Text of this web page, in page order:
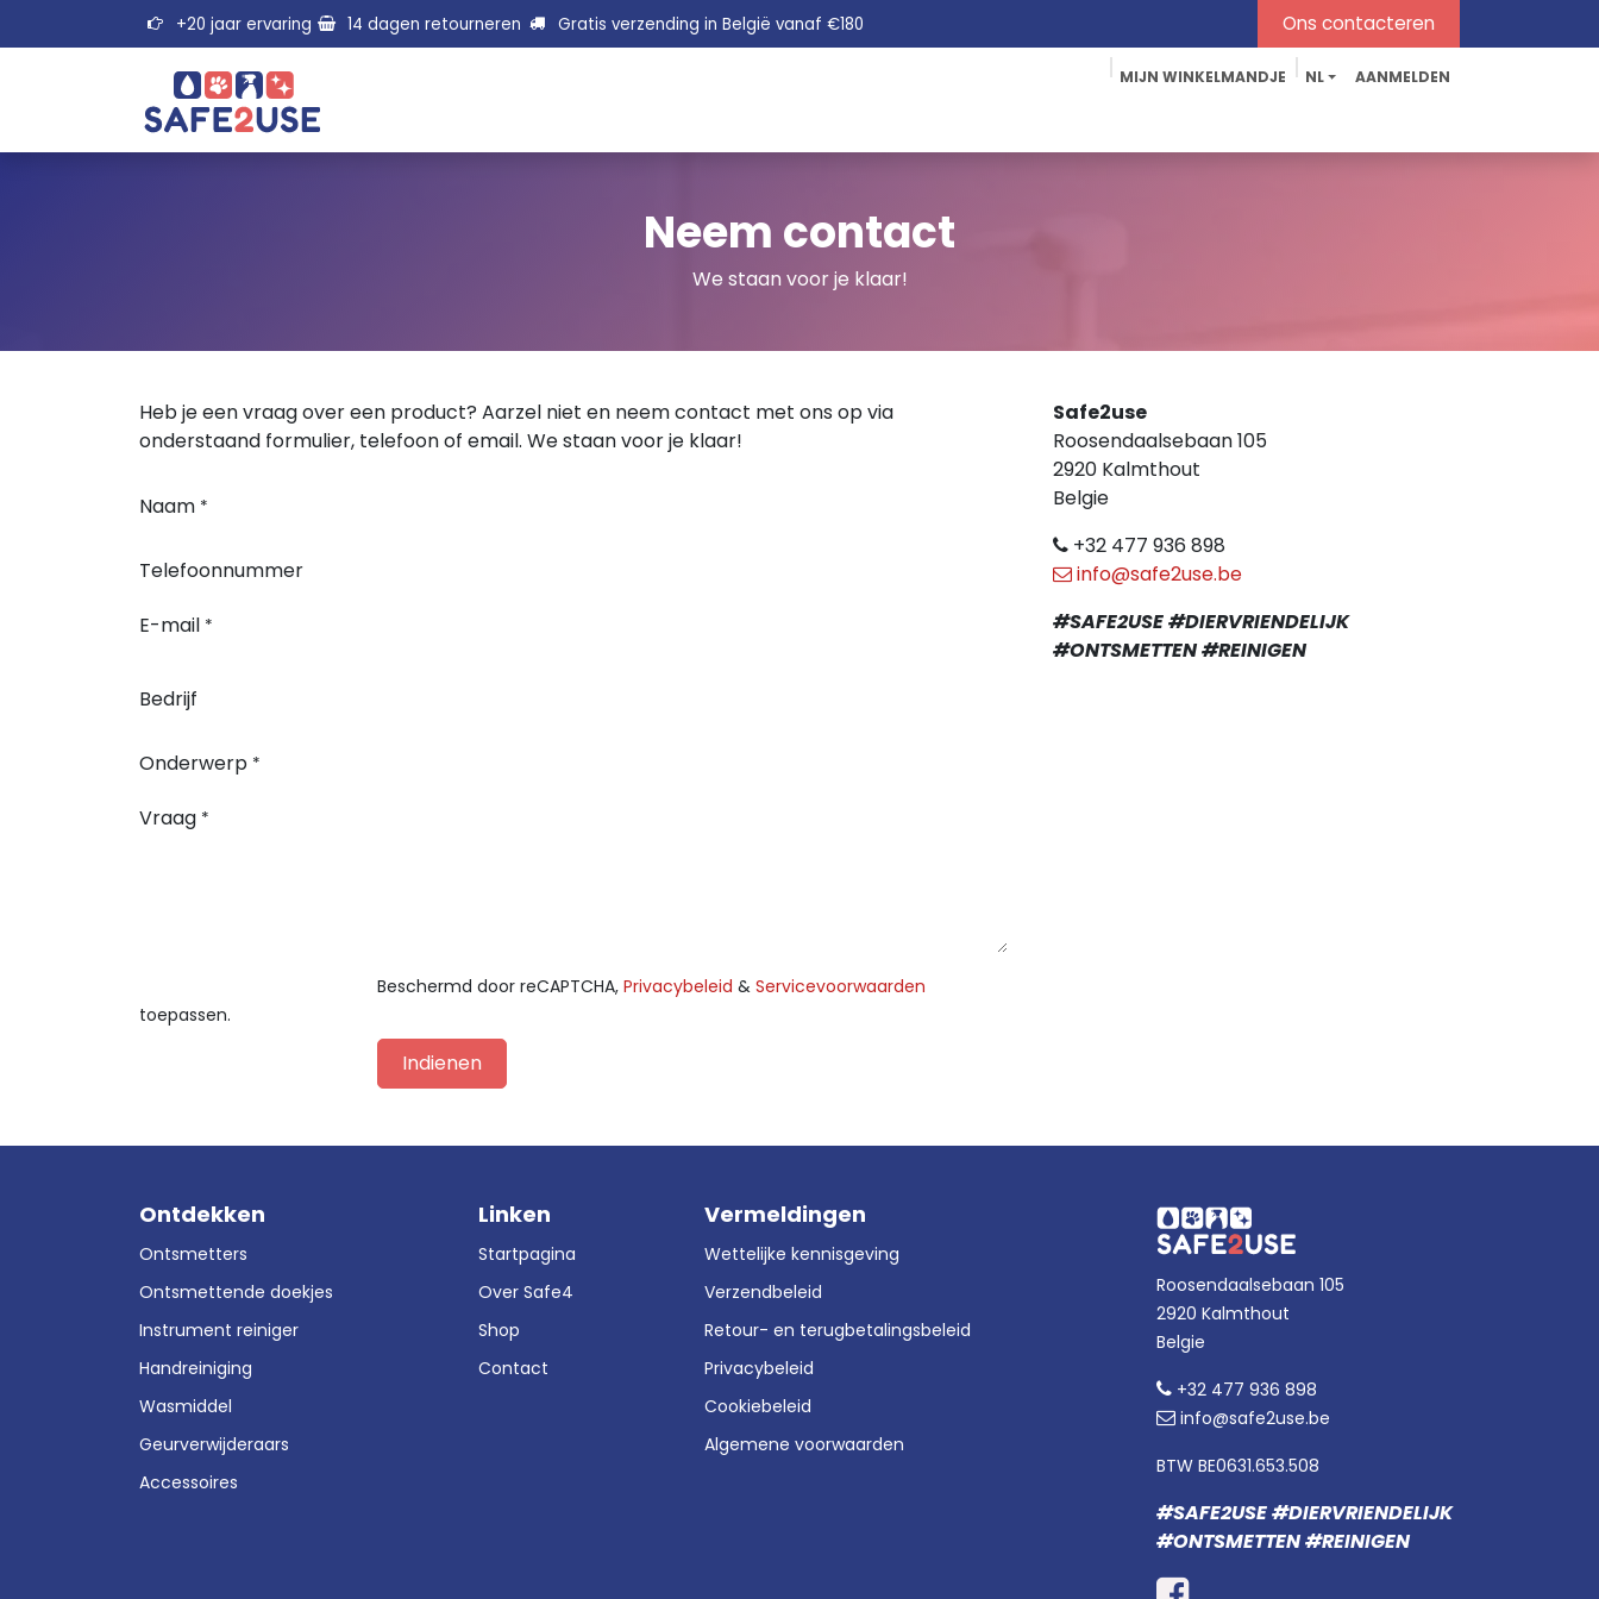
Overslaan naar inhoud+20 jaar ervaring 14 dagen retourneren Gratis verzending in België vanaf €180 Ons contacteren​​
MIJN WINKELMANDJE NL AANMELDEN
Neem contact
We staan voor je klaar!
Heb je een vraag over een product? Aarzel niet en neem contact met ons op via
onderstaand formulier, telefoon of email. We staan voor je klaar!
Naam *
Telefoonnummer
E-mail *
Bedrijf
Onderwerp *
Vraag *
Beschermd door reCAPTCHA, Privacybeleid & Servicevoorwaarden
toepassen.
Indienen
Safe2use
Roosendaalsebaan 105
2920 Kalmthout
Belgie
+32 477 936 898
info@safe2use.be
#SAFE2USE #DIERVRIENDELIJK
#ONTSMETTEN #REINIGEN
Ontdekken
Ontsmetters
Ontsmettende doekjes
Instrument reiniger
Handreiniging
Wasmiddel
Geurverwijderaars
Accessoires
Linken
Startpagina
Over Safe4
Shop
Contact
Vermeldingen
Wettelijke kennisgeving
Verzendbeleid
Retour- en terugbetalingsbeleid
Privacybeleid
Cookiebeleid
Algemene voorwaarden
Roosendaalsebaan 105
2920 Kalmthout
Belgie
+32 477 936 898
info@safe2use.be
BTW BE0631.653.508
#SAFE2USE #DIERVRIENDELIJK
#ONTSMETTEN #REINIGEN